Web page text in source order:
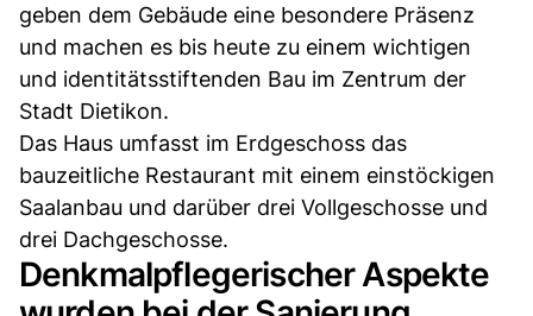
geben dem Gebäude eine besondere Präsenz
und machen es bis heute zu einem wichtigen
und identitätsstiftenden Bau im Zentrum der
Stadt Dietikon.
Das Haus umfasst im Erdgeschoss das
bauzeitliche Restaurant mit einem einstöckigen
Saalanbau und darüber drei Vollgeschosse und
drei Dachgeschosse.
Denkmalpflegerischer Aspekte